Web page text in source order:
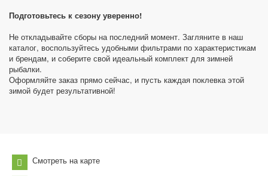
Подготовьтесь к сезону уверенно!
Не откладывайте сборы на последний момент. Загляните в наш
каталог, воспользуйтесь удобными фильтрами по характеристикам
и брендам, и соберите свой идеальный комплект для зимней
рыбалки.
Оформляйте заказ прямо сейчас, и пусть каждая поклевка этой
зимой будет результативной!
Смотреть на карте